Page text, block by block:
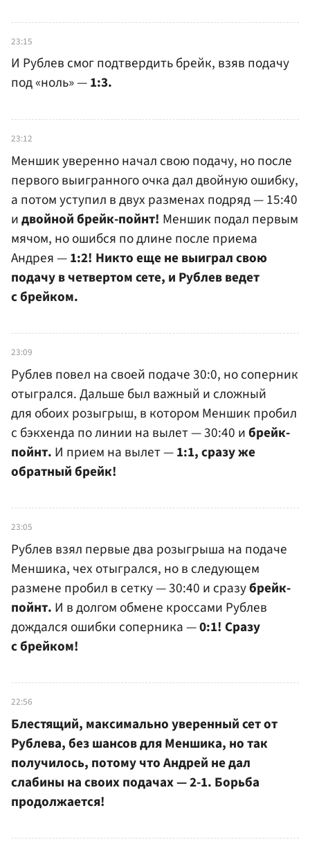
23:15
И Рублев смог подтвердить брейк, взяв подачу
под «ноль» —1:3.
23:12
Меншик уверенно начал свою подачу, но после
первого выигранного очка дал двойную ошибку,
а потом уступил в двух разменах подряд — 15:40
идвойной брейк-пойнт! Меншик подал первым
мячом, но ошибся по длине после приема
Андрея —1:2! Никто еще не выиграл свою
подачу в четвертом сете, и Рублев ведет
с брейком.
23:09
Рублев повел на своей подаче 30:0, но соперник
отыгрался. Дальше был важный и сложный
для обоих розыгрыш, в котором Меншик пробил
с бэкхенда по линии на вылет — 30:40 ибрейк-
пойнт. И прием на вылет —1:1, сразу же
обратный брейк!
23:05
Рублев взял первые два розыгрыша на подаче
Меншика, чех отыгрался, но в следующем
размене пробил в сетку — 30:40 и сразубрейк-
пойнт. И в долгом обмене кроссами Рублев
дождался ошибки соперника —0:1! Сразу
с брейком!
22:56
Блестящий, максимально уверенный сет от
Рублева, без шансов для Меншика, но так
получилось, потому что Андрей не дал
слабины на своих подачах — 2-1. Борьба
продолжается!